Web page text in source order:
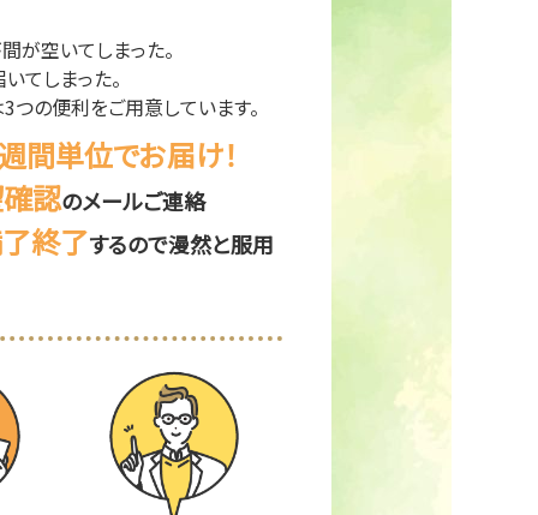
が空いてしまった。
てしまった。
つの便利をご用意しています。
間単位でお届け！
認のメールご連絡
終了するので漫然と服用